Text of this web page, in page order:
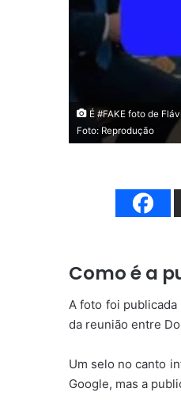
É #FAKE foto de
Foto: Reprodução
Como é a
A foto foi publicada
da reunião entre
Um selo no canto
Google, mas a